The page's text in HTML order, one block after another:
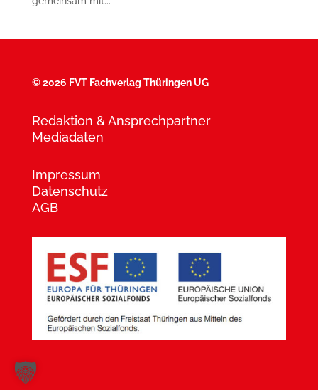
©2026 FVT Fachverlag Thüringen UG
Redaktion & Ansprechpartner
Mediadaten
Impressum
Datenschutz
AGB